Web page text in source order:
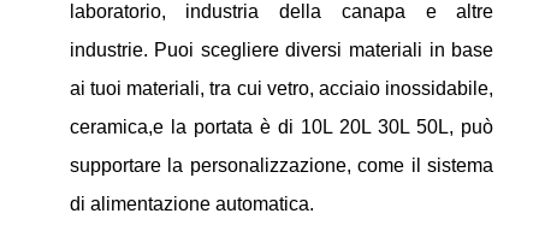
laboratorio, industria della canapa e altre
industrie. Puoi scegliere diversi materiali in base
ai tuoi materiali, tra cui vetro, acciaio inossidabile,
ceramica,e la portata è di 10L 20L 30L 50L, può
supportare la personalizzazione, come il sistema
di alimentazione automatica.